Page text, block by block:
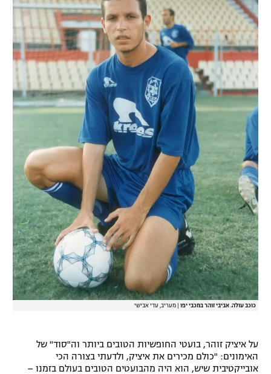
כוכב עולה. אביבי זוהר במכבי יפו מעריב, עדי אבישי
על איציק זוהר, בועטי החופשיות הטובים ביותר וה"סוד" של
האימונים: "כולם מכירים את איציק, ולדעתי בצורה הכי
אובייקטיבית שיש, הוא היה מהבועטים הטובים בעולם בזמנו –